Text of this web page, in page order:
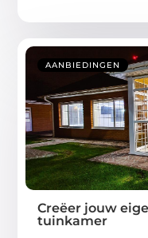
AANBIEDINGEN
Creëer jouw
tuinkamer